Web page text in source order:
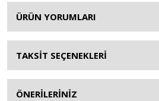
ÜRÜN YORUMLARI
TAKSİT SEÇENEKLERİ
ÖNERİLERİNİZ